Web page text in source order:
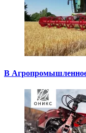
В Агропромышленное